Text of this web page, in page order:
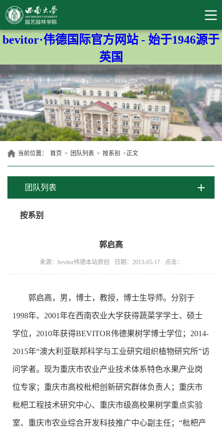
bevitor·伟德国际官方网站 - 始于1946源于
英国
当前位置： 首页 > 团队列表 > 按系别 >正文
团队列表
按系别
郭启高
来源：bevitor伟德本站原创 日期：2013-05-17 点击：
郭启高，男，博士，教授，博士生导师。分别于
1998年、2001年在西南农业大学获得蔬菜学学士、硕士
学位，2010年获得BEVITOR伟德果树学博士学位；2014-
2015年“澳大利亚联邦科学与工业研究组织植物研究所”访
问学者。现为重庆市农业产业技术体系特色水果产业岗
位专家；重庆市高校枇杷创新研究群体负责人；重庆市
枇杷工程技术研究中心、重庆市级高校果树学重点实验
室、重庆市农业综合开发科技推广中心副主任；“枇杷产